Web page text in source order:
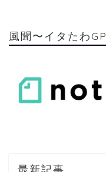
風聞〜イタたわGP
最新記事